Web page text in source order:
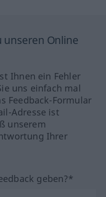
unseren Online
Ihnen ein Fehler
uns einfach mal
Feedback-Formular
Adresse ist
unserem
Ihrer
geben?*